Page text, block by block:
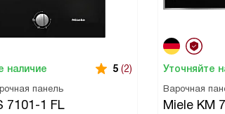
наличие 5 (2)
панель
7101-1 FL
Уточняйте
Варочная
Miele KM